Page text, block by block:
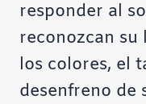
responder al
reconozcan
los colores, el
desenfreno de